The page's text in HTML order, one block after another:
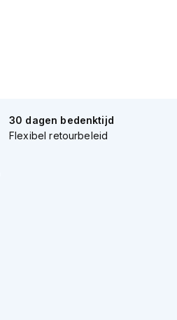
30 dagen bedenktijd
Flexibel retourbeleid